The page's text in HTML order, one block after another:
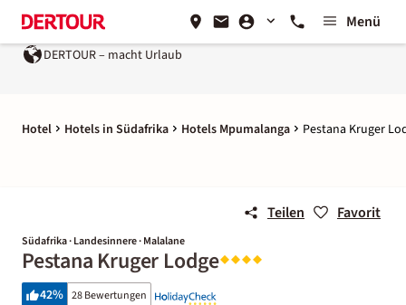
Menü
DERTOUR – macht Urlaub
Hotel Hotels in Südafrika Hotels Mpumalanga Pestana Kruger
Teilen Favorit
Südafrika · Landesinnere · Malalane
Pestana Kruger Lodge
42% 28 Bewertungen